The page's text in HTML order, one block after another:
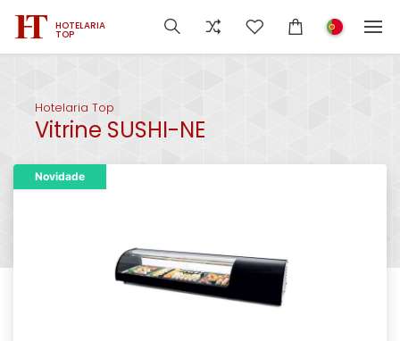
HOTELARIA
TOP
Hotelaria Top
Vitrine SUSHI-NE
Novidade